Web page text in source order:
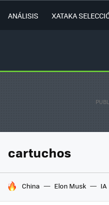
ANÁLISIS XATAKA
cartuchos
HOY SE HABLA DE
China Elon Musk IA